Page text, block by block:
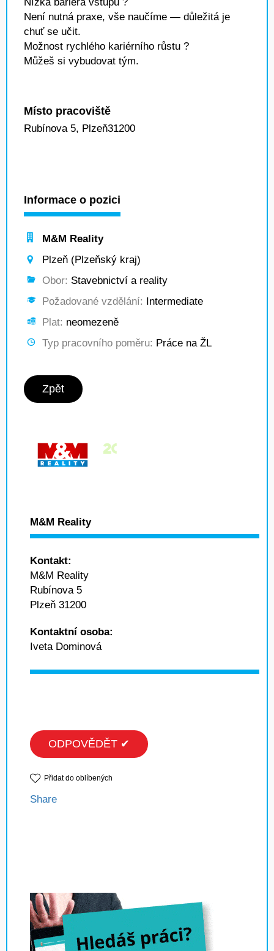
Není nutná praxe, vše naučíme — důležitá je
chuť se učit.
Možnost rychlého kariérního růstu ?
Můžeš si vybudovat tým.
Místo pracoviště
Rubínova 5, Plzeň31200
Informace o pozici
M&M Reality
Plzeň (Plzeňský kraj)
Obor: Stavebnictví a reality
Požadované vzdělání: Intermediate
Plat: neomezeně
Typ pracovního poměru: Práce na ŽL
Zpět
M&M Reality
Kontakt:
M&M Reality
Rubínova 5
Plzeň 31200
Kontaktní osoba:
Iveta Dominová
ODPOVĚDĚT ✔
Přidat do oblíbených
Share